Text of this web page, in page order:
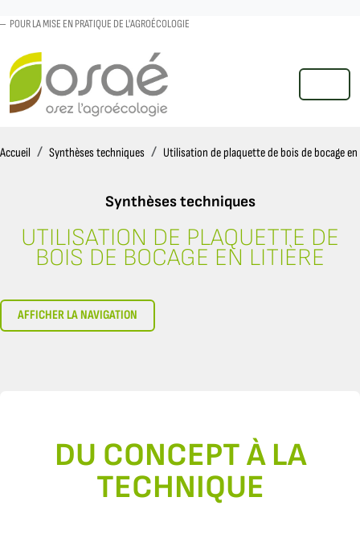
POUR LA MISE EN PRATIQUE DE L'AGROÉCOLOGIE
MENU
Accueil AccueilSynthèses techniques Utilisation de plaquette de bois de bocage
Synthèses techniques
DU CONCEPT À LA TECHNIQUE
UTILISATION DE PLAQUETTE DE
BOIS DE BOCAGE EN LITIÈRE
AFFICHER LA NAVIGATION
DU CONCEPT À LA
TECHNIQUE